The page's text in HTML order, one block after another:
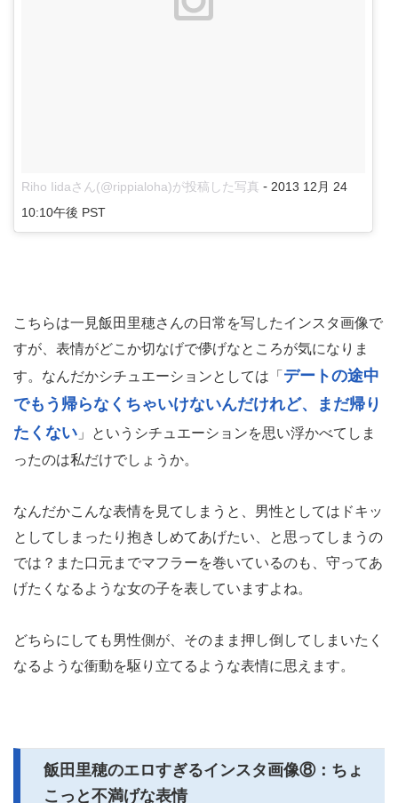
Riho Iidaさん(@rippialoha)が投稿した写真 - 2013 12月 24
10:10午後 PST
こちらは一見飯田里穂さんの日常を写したインスタ画像で
すが、表情がどこか切なげで儚げなところが気になりま
す。なんだかシチュエーションとしては「 デートの途中
でもう帰らなくちゃいけないんだけれど、まだ帰り
たくない 」というシチュエーションを思い浮かべてしま
ったのは私だけでしょうか。
なんだかこんな表情を見てしまうと、男性としてはドキッ
としてしまったり抱きしめてあげたい、と思ってしまうの
では？また口元までマフラーを巻いているのも、守ってあ
げたくなるような女の子を表していますよね。
どちらにしても男性側が、そのまま押し倒してしまいたく
なるような衝動を駆り立てるような表情に思えます。
飯田里穂のエロすぎるインスタ画像⑧：ちょ
こっと不満げな表情